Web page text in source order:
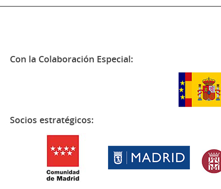
Con la Colaboración Especial:
Socios estratégicos: